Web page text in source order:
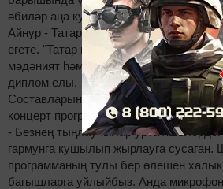
әбиләр аңа кушылып биергә чыга.
Айнур - Татарстанның Кукмара
егете. "Татар моңы" конкурсы
мәдәният һәм сәнгать
диплом елы.
Составларында баянчы булгач, "Казан
концерт программасын да баетырга
- Безнең тыңлаучылар урта
гармунга кушылып җырлауга сусаган.
программаның тулы бер өлешен
багышларга уйлыйбыз. Анда